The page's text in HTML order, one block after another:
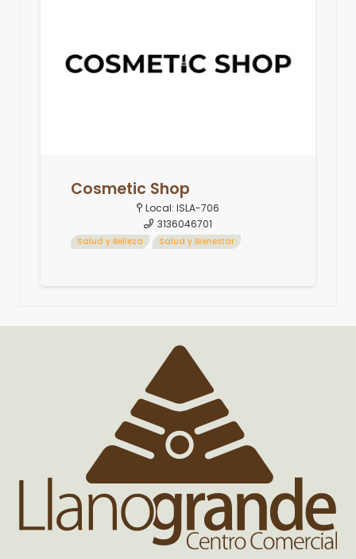
Cosmetic Shop
Local:ISLA-706
3136046701
Salud y Belleza Salud y Bienestar